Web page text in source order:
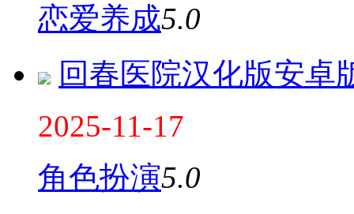
恋爱养成5.0
回春医院汉化版安卓
2025-11-17
角色扮演5.0